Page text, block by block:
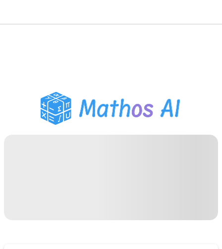
مساعد واجبات PDF
أدوات الدراسة